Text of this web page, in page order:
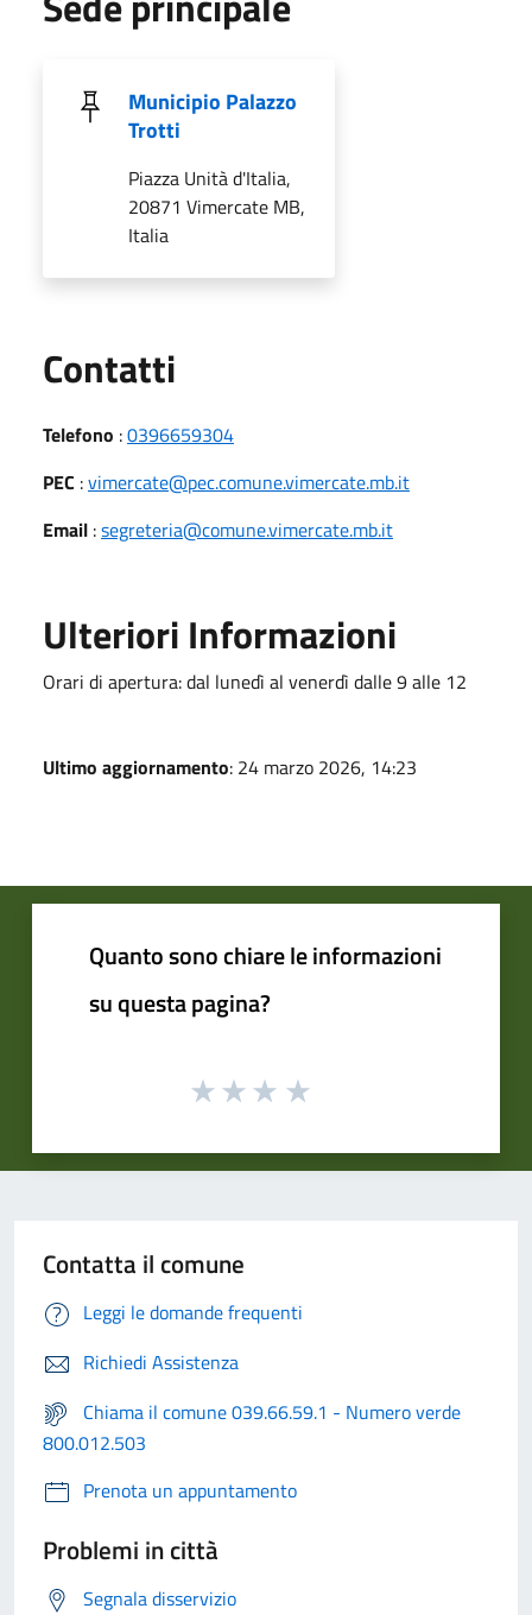
Municipio Palazzo
Trotti
Piazza Unità d'Italia,
20871 Vimercate MB,
Italia
Contatti
Telefono :0396659304
PEC :vimercate@pec.comune.vimercate.mb.it
Email :segreteria@comune.vimercate.mb.it
Ulteriori Informazioni
Orari di apertura: dal lunedì al venerdì dalle 9 alle 12
Ultimo aggiornamento: 24 marzo 2026, 14:23
Quanto sono chiare le informazioni
su questa pagina?
Contatta il comune
Leggi le domande frequenti
Richiedi Assistenza
Chiama il comune 039.66.59.1 - Numero verde
800.012.503
Prenota un appuntamento
Problemi in città
Segnala disservizio